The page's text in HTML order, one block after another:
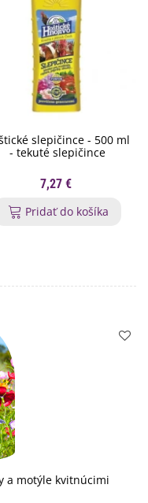
slepičince - 500 ml
- tekuté slepičince
7,27 €
Pridať do košíka
a motýle kvitnúcimi